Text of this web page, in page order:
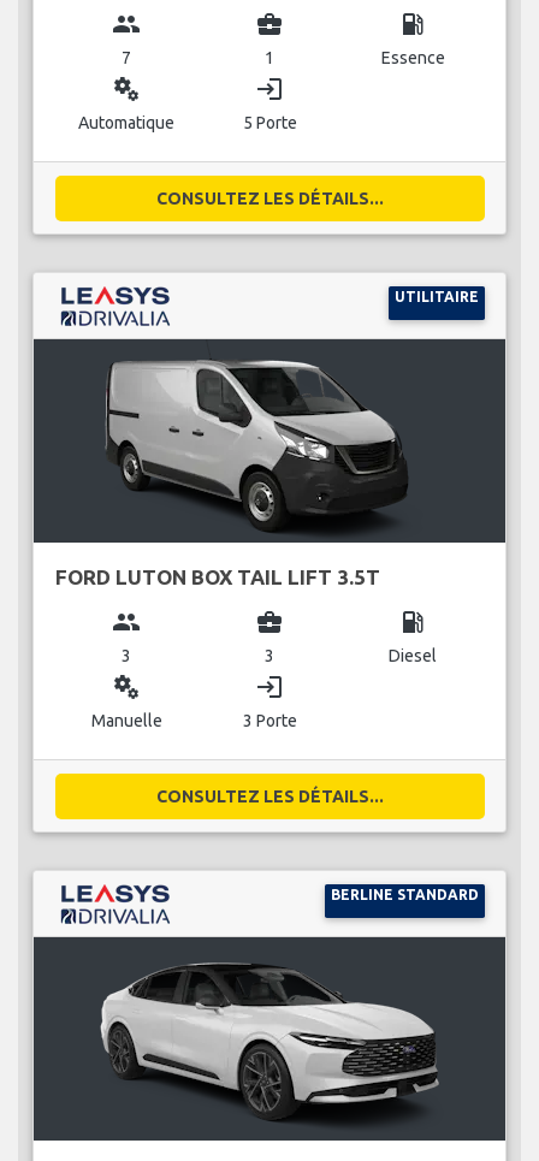
group
7
business_center
1
local_gas_station
Essence
miscellaneous_services
Automatique
login
5 Porte
CONSULTEZ LES DÉTAILS...
UTILITAIRE
FORD LUTON BOX TAIL LIFT 3.5T
group
3
business_center
3
local_gas_station
Diesel
miscellaneous_services
Manuelle
login
3 Porte
CONSULTEZ LES DÉTAILS...
BERLINE STANDARD